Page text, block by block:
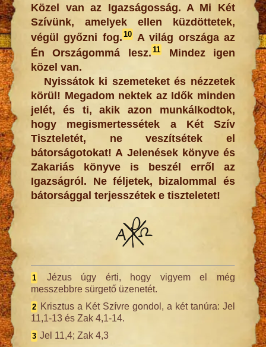
Közel van az Igazságosság. A Mi Két
Szívünk, amelyek ellen küzdöttetek,
végül győzni fog. 10A világ országa az
Én Országommá lesz. 11Mindez igen
közel van.
Nyissátok ki szemeteket és nézzetek
körül! Megadom nektek az Idők minden
jelét, és ti, akik azon munkálkodtok,
hogy megismertessétek a Két Szív
Tiszteletét, ne veszítsétek el
bátorságotokat! A Jelenések könyve és
Zakariás könyve is beszél erről az
Igazságról. Ne féljetek, bizalommal és
bátorsággal terjesszétek e tiszteletet!
1
Jézus úgy érti, hogy vigyem el még
messzebbre sürgető üzenetét.
2 Krisztus a Két Szívre gondol, a két tanúra: Jel
11,1-13 és Zak 4,1-14.
3 Jel 11,4; Zak 4,3